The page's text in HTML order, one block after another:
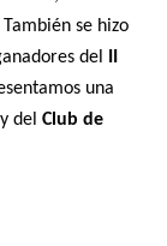
se hizo
del
una
y del Club de